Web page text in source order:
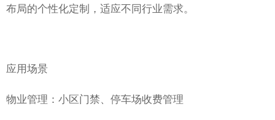
布局的个性化定制，适应不同行业需求。
应用场景
物业管理：小区门禁、停车场收费管理